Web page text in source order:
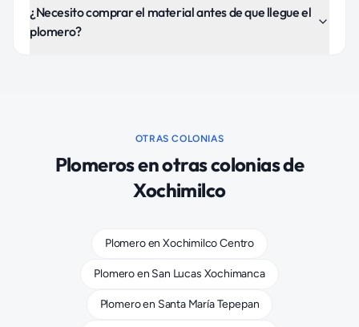
¿Necesito comprar el material antes de que llegue el
plomero?
OTRAS COLONIAS
Plomerosen otras colonias de
Xochimilco
PlomeroenXochimilco Centro
Plomeroen San Lucas Xochimanca
Plomeroen Santa María Tepepan